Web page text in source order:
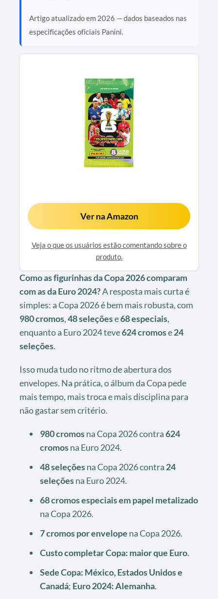
Artigo atualizado em 2026 — dados baseados nas
especificações oficiais Panini.
Ver na Amazon
Veja o que os usuários estão comentando sobre o
produto.
Como as figurinhas da Copa 2026 comparam
com as da Euro 2024?A resposta mais curta é
simples: a Copa 2026 é bem mais robusta, com
980 cromos,48 seleçõese68 especiais,
enquanto a Euro 2024 teve624 cromose24
seleções.
Isso muda tudo no ritmo de abertura dos
envelopes. Na prática, o álbum da Copa pede
mais tempo, mais troca e mais disciplina para
não gastar sem critério.
980 cromosna Copa 2026 contra624
cromosna Euro 2024.
48 seleçõesna Copa 2026 contra24
seleçõesna Euro 2024.
68 cromos especiais em papel metalizado
na Copa 2026.
7 cromos por envelope na Copa 2026.
Custo completar Copa: maior que Euro.
Sede Copa: México, Estados Unidos e
Canadá; Euro 2024: Alemanha.